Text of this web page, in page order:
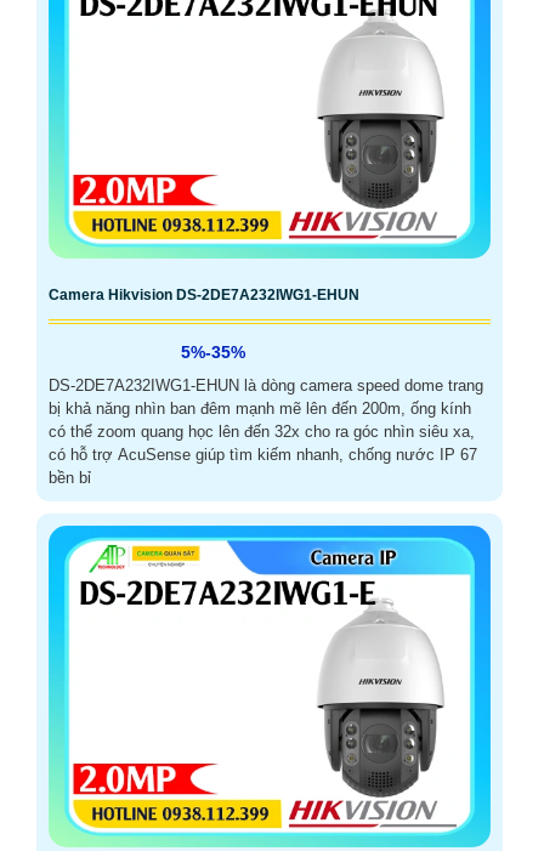
Camera Hikvision DS-2DE7A232IWG1-EHUN
5%-35%
DS-2DE7A232IWG1-EHUN là dòng camera speed dome trang
bị khả năng nhìn ban đêm mạnh mẽ lên đến 200m, ống kính
có thể zoom quang học lên đến 32x cho ra góc nhìn siêu xa,
có hỗ trợ AcuSense giúp tìm kiếm nhanh, chống nước IP 67
bền bỉ